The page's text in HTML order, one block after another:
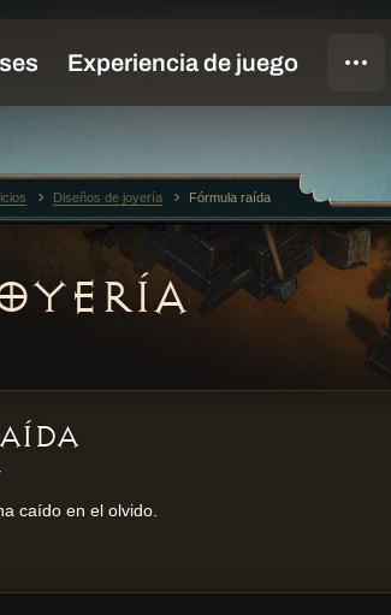
caído en el olvido.
Diseños de joyería Fórmula raída